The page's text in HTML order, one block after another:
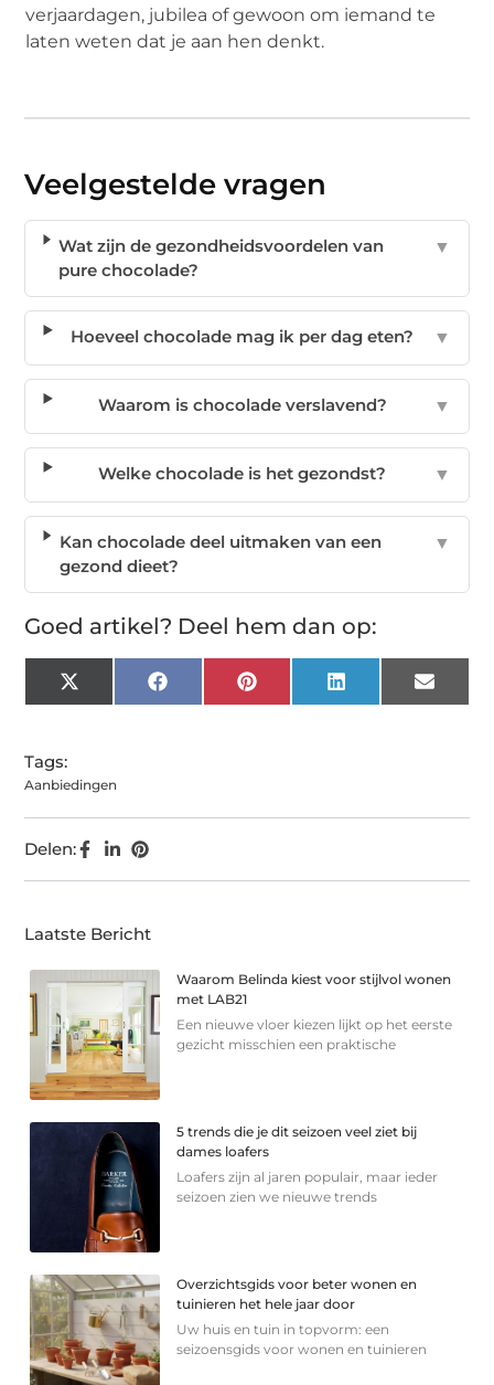
verjaardagen, jubilea of gewoon om iemand te
laten weten dat je aan hen denkt.
Veelgestelde vragen
Wat zijn de gezondheidsvoordelen van
pure chocolade?
▼
Hoeveel chocolade mag ik per dag eten? ▼
Waarom is chocolade verslavend? ▼
Welke chocolade is het gezondst? ▼
Kan chocolade deel uitmaken van een
gezond dieet?
▼
Goed artikel? Deel hem dan op:
X
(Twitter)
FacebookPinterest LinkedIn Email
Tags:
Aanbiedingen
Delen:
Laatste Bericht
Waarom Belinda kiest voor stijlvol wonen
met LAB21
Een nieuwe vloer kiezen lijkt op het eerste
gezicht misschien een praktische
5 trends die je dit seizoen veel ziet bij
dames loafers
Loafers zijn al jaren populair, maar ieder
seizoen zien we nieuwe trends
Overzichtsgids voor beter wonen en
tuinieren het hele jaar door
Uw huis en tuin in topvorm: een
seizoensgids voor wonen en tuinieren